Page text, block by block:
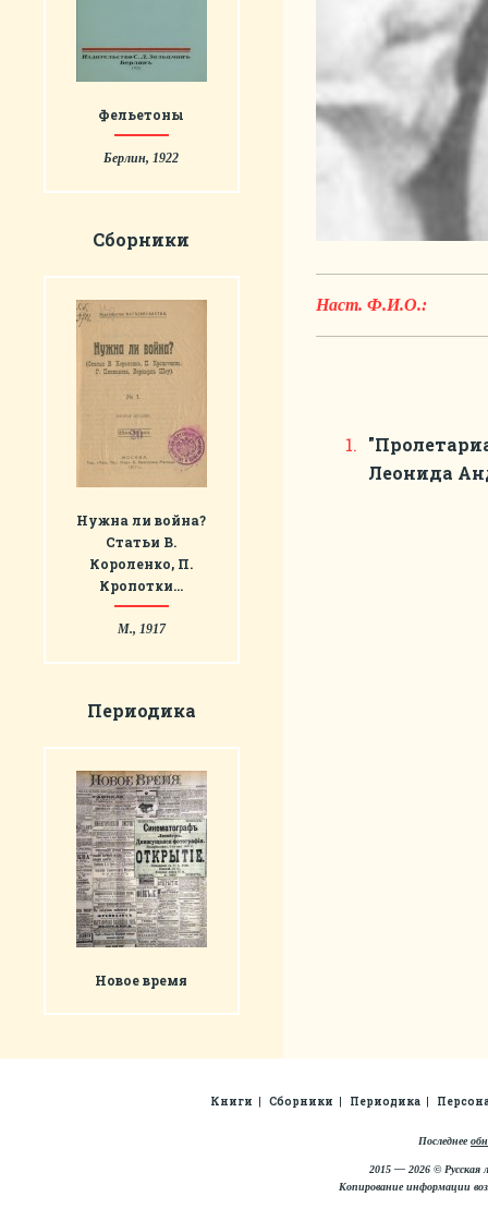
Фельетоны
Берлин, 1922
Сборники
Нужна ли война?
Статьи В.
Короленко, П.
Кропотки…
М., 1917
Периодика
Новое время
Наст. Ф.И.О.:
Леонида
Книги Сборники Периодика
Последнее
2015 — 2026 © Русская
Копирование информации